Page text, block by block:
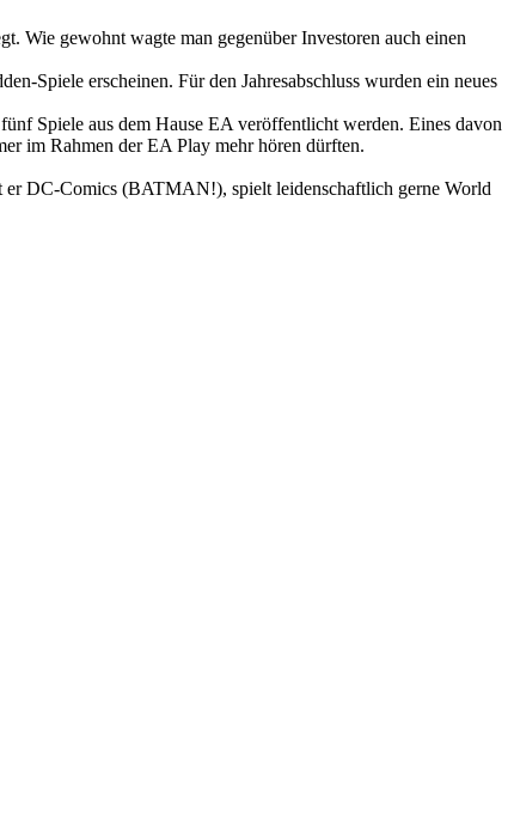
Wie gewohnt wagte man gegenüber Investoren auch einen
Spiele erscheinen. Für den Jahresabschluss wurden ein neues
Spiele aus dem Hause EA veröffentlicht werden. Eines davon
im Rahmen der EA Play mehr hören dürften.
er DC-Comics (BATMAN!), spielt leidenschaftlich gerne World